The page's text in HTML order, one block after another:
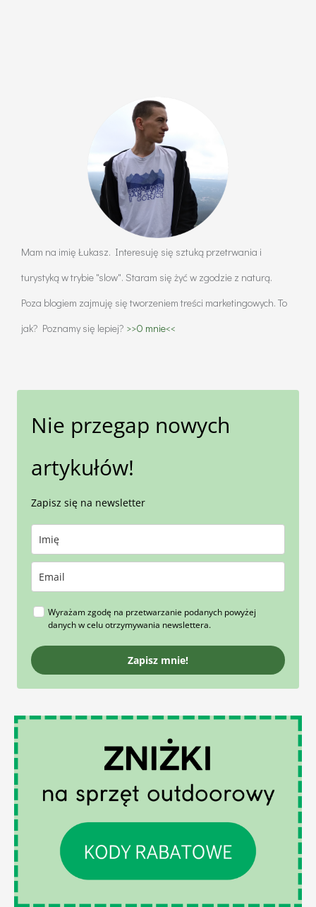
Mam na imię Łukasz. Interesuję się sztuką przetrwania i
turystyką w trybie "slow". Staram się żyć w zgodzie z naturą.
Poza blogiem zajmuję się tworzeniem treści marketingowych. To
jak? Poznamy się lepiej? >>O mnie<<
Nie przegap nowych
artykułów!
Zapisz się na newsletter
Wyrażam zgodę na przetwarzanie podanych powyżej
danych w celu otrzymywania newslettera.
Zapisz mnie!